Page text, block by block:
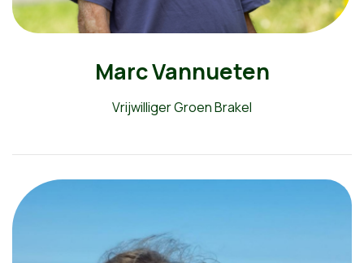
Marc Vannueten
Vrijwilliger Groen Brakel